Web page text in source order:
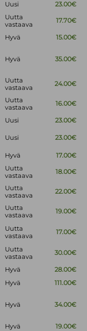
Uusi 23.00€
Uutta
vastaava
17.70€
Hyvä
15.00€
Hyvä 35.00€
Uutta
vastaava
24.00€
Uutta
vastaava
16.00€
Uusi
23.00€
Uusi 23.00€
Hyvä 17.00€
Uutta
vastaava
18.00€
Uutta
vastaava
22.00€
Uutta
vastaava
19.00€
Uutta
vastaava
17.00€
Uutta
vastaava
30.00€
Hyvä
28.00€
Hyvä
111.00€
Hyvä 34.00€
Hyvä
19.00€